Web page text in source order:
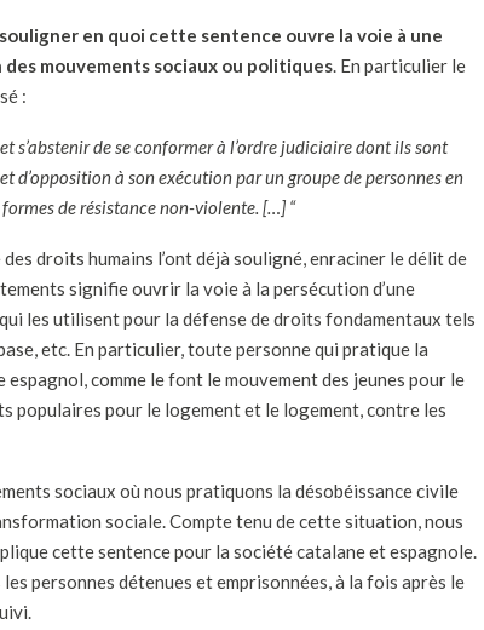
en quoi cette sentence ouvre la voie à une
mouvements sociaux ou politiques . En particulier le
:
s’abstenir de se conformer à l’ordre judiciaire dont ils sont
à son exécution par un groupe de personnes en
de résistance non-violente. […] “
droits humains l’ont déjà souligné, enraciner le délit de
signifie ouvrir la voie à la persécution d’une
les utilisent pour la défense de droits fondamentaux tels
etc. En particulier, toute personne qui pratique la
comme le font le mouvement des jeunes pour le
populaires pour le logement et le logement, contre les
sociaux où nous pratiquons la désobéissance civile
sociale. Compte tenu de cette situation, nous
cette sentence pour la société catalane et espagnole.
personnes détenues et emprisonnées, à la fois après le